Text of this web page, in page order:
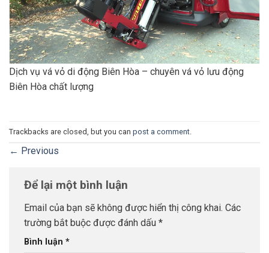
Dịch vụ vá vỏ di động Biên Hòa – chuyên vá vỏ lưu động
Biên Hòa chất lượng
Trackbacks are closed, but you can post a comment
← Previous
Để lại một bình luận
Email của bạn sẽ không được hiển thị công khai. Các
trường bắt buộc được đánh dấu *
Bình luận *